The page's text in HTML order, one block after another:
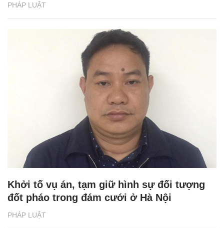
PHÁP LUẬT
PHÁP LUẬT
Khởi tố vụ án, tạm giữ hình sự đối tượng
đốt pháo trong đám cưới ở Hà Nội